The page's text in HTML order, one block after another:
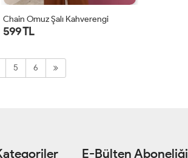
STD
Chain Omuz Şalı Kahverengi
599 TL
5 6
E-Bülten Aboneliği